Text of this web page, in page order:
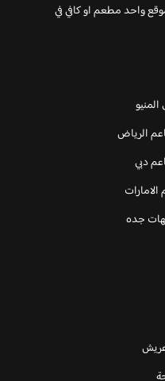
واحد مطعم او كافي في
الرياض
دبي
الامارات
جده